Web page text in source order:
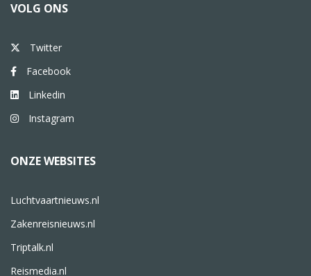
VOLG ONS
Twitter
Facebook
Linkedin
Instagram
ONZE WEBSITES
Luchtvaartnieuws.nl
Zakenreisnieuws.nl
Triptalk.nl
Reismedia.nl